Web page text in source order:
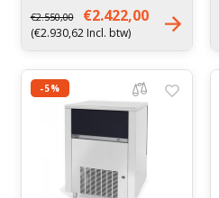
Gewicht: 86 kg
€2.550,00 €2.422,00
(€2.930,62 Incl. btw)
-5%